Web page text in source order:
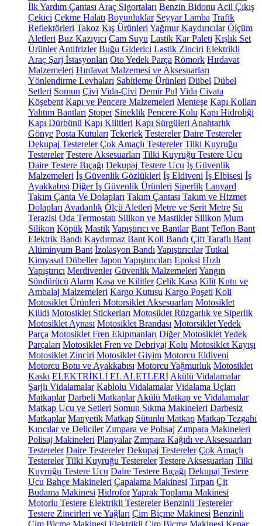
İlk Yardım Çantası Araç Sigortaları Benzin Bidonu Acil Çıkış
Çekici Çekme Halatı Boyunluklar Seyyar Lamba Trafik
Reflektörleri Takoz Kış Ürünleri Yağmur Kaydırıcılar Ölçüm
Aletleri Buz Kazıyıcı Cam Suyu Lastik Kar Paleti Kışlık Set
Ürünler Antifrizler Buğu Giderici Lastik Zinciri Elektrikli
Araç Şarj İstasyonları Oto Yedek Parça Römork Hırdavat
Malzemeleri Hırdavat Malzemesi ve Aksesuarları
Yönlendirme Levhaları Sabitleme Ürünleri Dübel Dübel
Setleri Somun Çivi Vida-Çivi Demir Pul Vida Civata
Köşebent Kapı ve Pencere Malzemeleri Menteşe Kapı Kolları
Yalıtım Bantları Stoper Sineklik Pencere Kolu Kapı Hidroliği
Kapı Dürbünü Kapı Kilitleri Kapı Sürgüleri Anahtarlık
Gönye Posta Kutuları Tekerlek Testereler Daire Testereler
Dekupaj Testereler Çok Amaçlı Testereler Tilki Kuyruğu
Testereler Testere Aksesuarları Tilki Kuyruğu Testere Ucu
Daire Testere Bıçağı Dekupaj Testere Ucu İş Güvenlik
Malzemeleri İş Güvenlik Gözlükleri İş Eldiveni İş Elbisesi İş
Ayakkabısı Diğer İş Güvenlik Ürünleri Siperlik Lanyard
Takım Çanta Ve Dolapları Takım Çantası Takım ve Hizmet
Dolapları Avadanlık Ölçü Aletleri Metre ve Şerit Metre Su
Terazisi Oda Termostatı Silikon ve Mastikler Silikon Mum
Silikon Köpük MastikYapıştırıcı ve Bantlar Bant Teflon Bant
Elektrik Bandı Kaydırmaz Bant Koli Bandı Çift Taraflı Bant
Alüminyum Bant İzolasyon Bandı Yapıştırıcılar Tutkal
Kimyasal Dübeller Japon Yapıştırıcıları Epoksi Hızlı
Yapıştırıcı Merdivenler Güvenlik Malzemeleri Yangın
Söndürücü Alarm Kasa ve Kilitler Çelik Kasa Kilit Kutu ve
Ambalaj Malzemeleri Kargo Kutusu Kargo Poşeti Koli
Motosiklet Ürünleri Motorsiklet Aksesuarları Motosiklet
Kilidi Motosiklet Stickerları Motosiklet Rüzgarlık ve Siperlik
Motosiklet Aynası Motosiklet Brandası Motorsiklet Yedek
Parça Motosiklet Fren Ekipmanları Diğer Motosiklet Yedek
Parçaları Motosiklet Fren ve Debriyaj Kolu Motosiklet Kayışı
Motosiklet Zinciri Motosiklet Giyim Motorcu Eldiveni
Motorcu Botu ve Ayakkabısı Motorcu Yağmurluk Motosiklet
Kaskı ELEKTRİKLİ EL ALETLERİ Akülü Vidalamalar
Şarjlı Vidalamalar Kablolu Vidalamalar Vidalama Uçları
Matkaplar Darbeli Matkaplar Akülü Matkap ve Vidalamalar
Matkap Ucu ve Setleri Somun Sıkma Makineleri Darbesiz
Matkaplar Manyetik Matkap Sütunlu Matkap Matkap Tezgahı
Kırıcılar ve Deliciler Zımpara ve Polisaj Zımpara Makineleri
Polisaj Makineleri Planyalar Zımpara Kağıdı ve Aksesuarları
Testereler Daire Testereler Dekupaj Testereler Çok Amaçlı
Testereler Tilki Kuyruğu Testereler Testere Aksesuarları Tilki
Kuyruğu Testere Ucu Daire Testere Bıçağı Dekupaj Testere
Ucu Bahçe Makineleri Çapalama Makinesi Tırpan Çit
Budama Makinesi HidroforYaprak Toplama Makinesi
Motorlu Testere Elektrikli Testereler Benzinli Testereler
Testere Zincirleri ve Yağları Çim Biçme Makinesi Benzinli
Çim Biçme Makinesi Elektrikli Çim Biçme Makinesi Kenar